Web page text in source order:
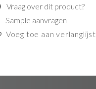
Vraag over dit product?
Sample aanvragen
Voeg toe aan verlanglijst